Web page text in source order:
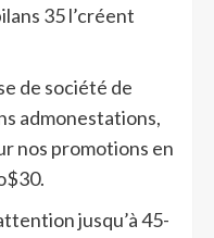
35 l’créent
de société de
admonestations,
nos promotions en
jusqu’à 45-